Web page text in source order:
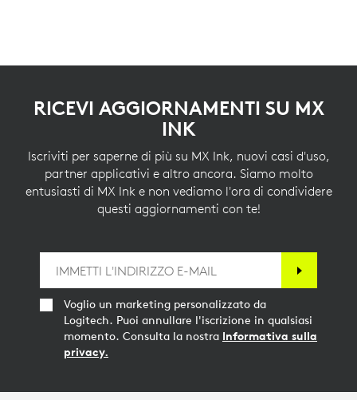
RICEVI AGGIORNAMENTI SU MX
INK
Iscriviti per saperne di più su MX Ink, nuovi casi d'uso,
partner applicativi e altro ancora. Siamo molto
entusiasti di MX Ink e non vediamo l'ora di condividere
questi aggiornamenti con te!
Voglio un marketing personalizzato da
Logitech. Puoi annullare l'iscrizione in qualsiasi
momento. Consulta la nostra Informativa sulla
privacy.